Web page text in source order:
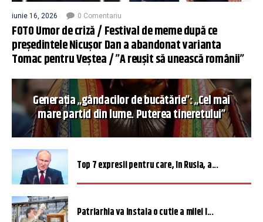
iunie 16, 2026 0 Comentariu
FOTO Umor de criză / Festival de meme după ce
președintele Nicușor Dan a abandonat varianta
Tomac pentru Veștea / ”A reușit să unească românii”
Generația „gândacilor de bucătărie”: „Cel mai
mare partid din lume. Puterea tineretului”
Top 7 expresii pentru care, în Rusia, a...
Patriarhia va instala o cutie a milei î...